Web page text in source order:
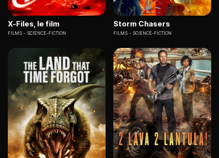
X-Files, le film
FILMS SCIENCE-FICTION
Storm Chasers
FILMS SCIENCE-FICTION